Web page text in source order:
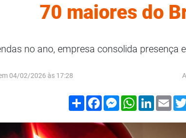
70 maiores do
no ano, empresa consolida presença
04/02/2026 às 17:28
Compartilhar
FacebookMessenger
WhatsApp
LinkedIn